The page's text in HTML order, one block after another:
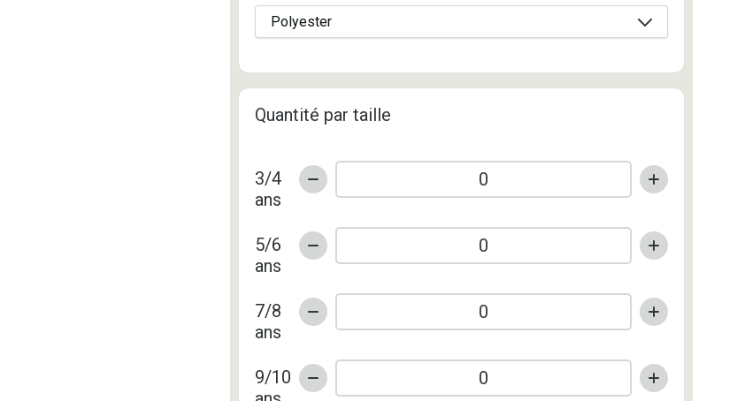
Quantité par taille
3/4
ans
5/6
ans
7/8
ans
9/10